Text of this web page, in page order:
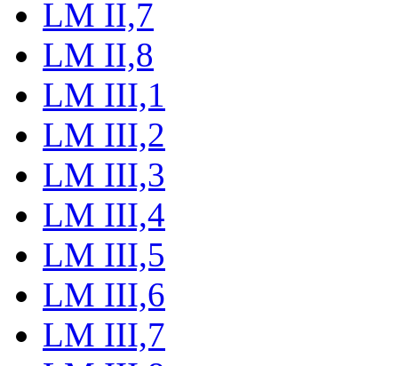
LM II,7
LM II,8
LM III,1
LM III,2
LM III,3
LM III,4
LM III,5
LM III,6
LM III,7